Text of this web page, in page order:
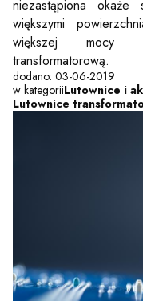
niezastąpiona
większymi
większej mocy
transformatorową.
dodano: 03-06-2019
w kategoriiLutownice i
Lutownice